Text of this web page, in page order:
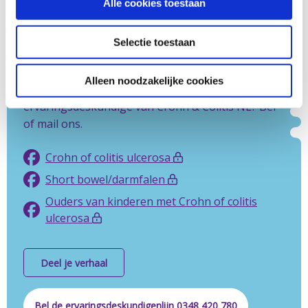
Alle cookies toestaan
Selectie toestaan
Alleen noodzakelijke cookies
Crohn of colitis. En er is een besloten
Facebookgroep voor mensen met
shortbowel/darmfalen. Nog geen lid? Meld je
hieronder aan via de juiste link.
Liever je ervaring delen met een
ervaringsdeskundige van Crohn & Colitis NL? Bel
of mail ons.
Crohn of colitis ulcerosa
Short bowel/darmfalen
Ouders van kinderen met Crohn of colitis
ulcerosa
Deel je verhaal